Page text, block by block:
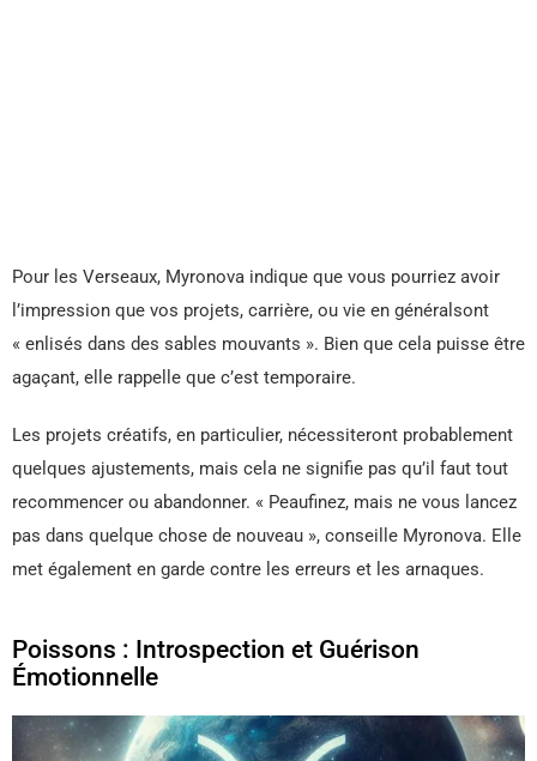
Pour les Verseaux, Myronova indique que vous pourriez avoir
l’impression que vos projets, carrière, ou vie en généralsont
« enlisés dans des sables mouvants ». Bien que cela puisse être
agaçant, elle rappelle que c’est temporaire.
Les projets créatifs, en particulier, nécessiteront probablement
quelques ajustements, mais cela ne signifie pas qu’il faut tout
recommencer ou abandonner. « Peaufinez, mais ne vous lancez
pas dans quelque chose de nouveau », conseille Myronova. Elle
met également en garde contre les erreurs et les arnaques.
Poissons : Introspection et Guérison
Émotionnelle